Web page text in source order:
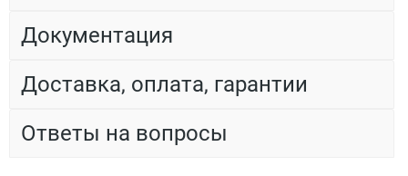
Документация
Доставка, оплата, гарантии
Ответы на вопросы